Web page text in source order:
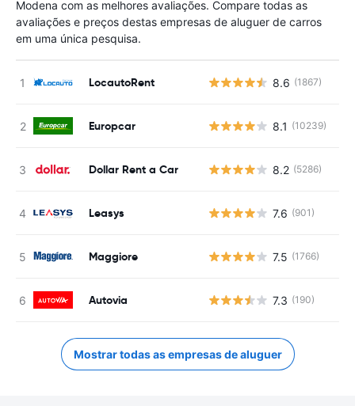
Modena com as melhores avaliações. Compare todas as
avaliações e preços destas empresas de aluguer de carros
em uma única pesquisa.
LocautoRent 8.6 (1867)
Europcar 8.1 (10239)
Dollar Rent a Car 8.2 (5286)
Leasys 7.6 (901)
Maggiore 7.5 (1766)
Autovia 7.3 (190)
Mostrar todas as empresas de aluguer